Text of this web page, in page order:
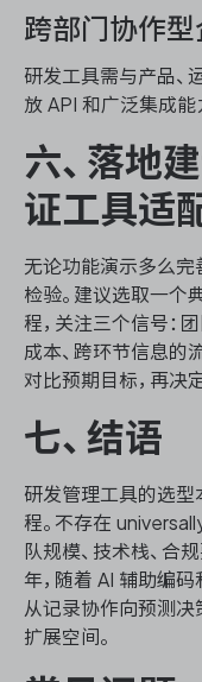
跨部门协作型
研发工具需与产品、
放 API 和广泛集成能
六、落地
证工具适
无论功能演示多么完
检验。建议选取一个
程，关注三个信号：
成本、跨环节信息的
对比预期目标，再决
七、结语
研发管理工具的选
程。不存在
队规模、技术栈、合
年，随着 AI 辅助编
从记录协作向预测决
扩展空间。